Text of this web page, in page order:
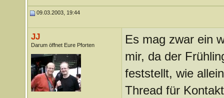
09.03.2003, 19:44
JJ
Darum öffnet Eure Pforten
Es mag zwar ein
mir, da der
feststellt, wie
Thread für